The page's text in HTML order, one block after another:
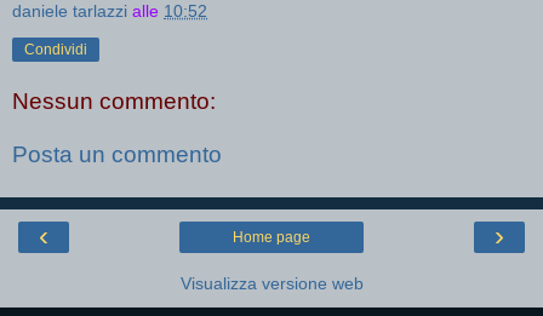
daniele tarlazzi alle 10:52
Condividi
Nessun commento:
Posta un commento
‹ ›
Home page
Visualizza versione web